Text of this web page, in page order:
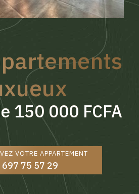
150 000 FCFA
VOTRE APPARTEMENT
697 75 57 29